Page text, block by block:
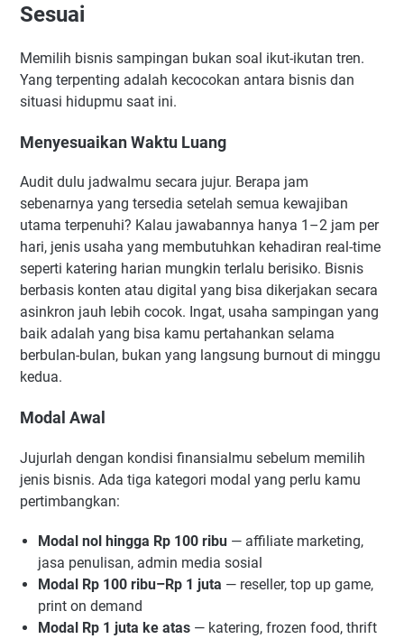
Sesuai
Memilih bisnis sampingan bukan soal ikut-ikutan tren.
Yang terpenting adalah kecocokan antara bisnis dan
situasi hidupmu saat ini.
Menyesuaikan Waktu Luang
Audit dulu jadwalmu secara jujur. Berapa jam
sebenarnya yang tersedia setelah semua kewajiban
utama terpenuhi? Kalau jawabannya hanya 1–2 jam per
hari, jenis usaha yang membutuhkan kehadiran real-time
seperti katering harian mungkin terlalu berisiko. Bisnis
berbasis konten atau digital yang bisa dikerjakan secara
asinkron jauh lebih cocok. Ingat, usaha sampingan yang
baik adalah yang bisa kamu pertahankan selama
berbulan-bulan, bukan yang langsung burnout di minggu
kedua.
Modal Awal
Jujurlah dengan kondisi finansialmu sebelum memilih
jenis bisnis. Ada tiga kategori modal yang perlu kamu
pertimbangkan:
Modal nol hingga Rp 100 ribu — affiliate marketing,
jasa penulisan, admin media sosial
Modal Rp 100 ribu–Rp 1 juta — reseller, top up game,
print on demand
Modal Rp 1 juta ke atas — katering, frozen food, thrift